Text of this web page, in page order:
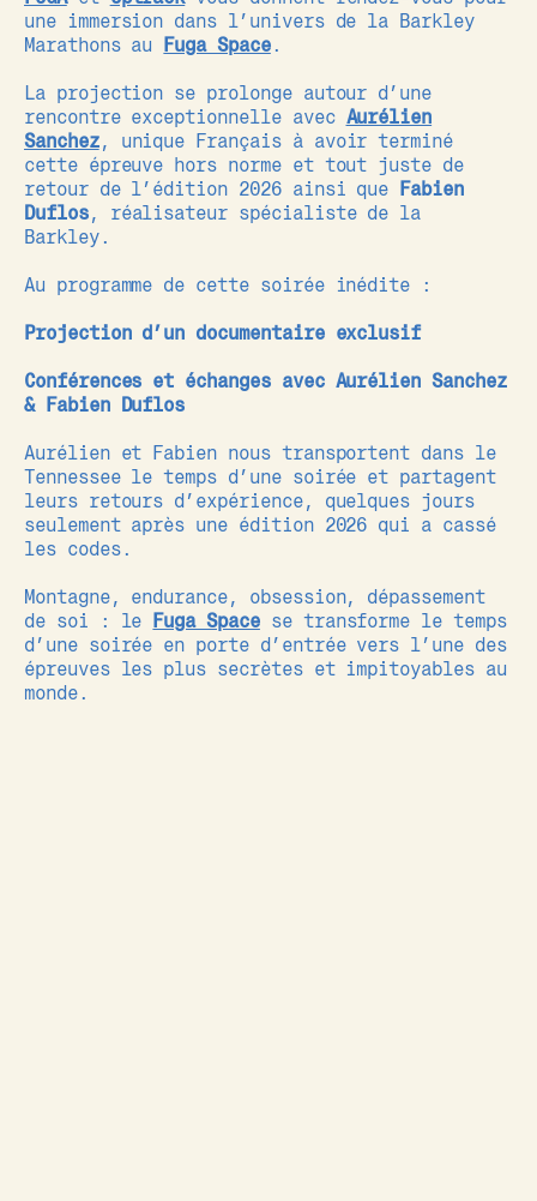
une immersion dans l’univers de la Barkley
Marathons au
Fuga Space.
La projection se prolonge autour d’une
rencontre exceptionnelle avec Aurélien
Sanchez, unique Français à avoir terminé
cette épreuve hors norme et tout juste de
retour de l’édition 2026 ainsi que
Fabien
Duflos, réalisateur spécialiste de la
Barkley.
Au programme de cette soirée inédite :
Projection d’un documentaire exclusif
Conférences et échanges avec Aurélien Sanchez
& Fabien Duflos
Aurélien et Fabien nous transportent dans le
Tennessee le temps d’une soirée et partagent
leurs retours d’expérience, quelques jours
seulement après une édition 2026 qui a cassé
les codes.
Montagne, endurance, obsession, dépassement
de soi : le
Fuga Spacese transforme le temps
d’une soirée en porte d’entrée vers l’une des
épreuves les plus secrètes et impitoyables au
monde.